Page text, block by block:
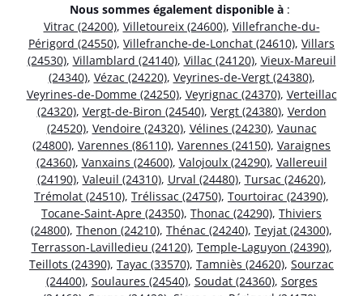
Nous sommes également disponible à :
Vitrac (24200), Villetoureix (24600), Villefranche-du-
Périgord (24550), Villefranche-de-Lonchat (24610), Villars
(24530), Villamblard (24140), Villac (24120), Vieux-Mareuil
(24340), Vézac (24220), Veyrines-de-Vergt (24380),
Veyrines-de-Domme (24250), Veyrignac (24370), Verteillac
(24320), Vergt-de-Biron (24540), Vergt (24380), Verdon
(24520), Vendoire (24320), Vélines (24230), Vaunac
(24800), Varennes (86110), Varennes (24150), Varaignes
(24360), Vanxains (24600), Valojoulx (24290), Vallereuil
(24190), Valeuil (24310), Urval (24480), Tursac (24620),
Trémolat (24510), Trélissac (24750), Tourtoirac (24390),
Tocane-Saint-Apre (24350), Thonac (24290), Thiviers
(24800), Thenon (24210), Thénac (24240), Teyjat (24300),
Terrasson-Lavilledieu (24120), Temple-Laguyon (24390),
Teillots (24390), Tayac (33570), Tamniès (24620), Sourzac
(24400), Soulaures (24540), Soudat (24360), Sorges